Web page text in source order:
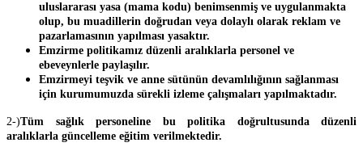
uluslararası yasa (mama kodu) benimsenmiş ve uygulanmakta
olup, bu muadillerin doğrudan veya dolaylı olarak reklam ve
pazarlamasının yapılması yasaktır.
Emzirme politikamız düzenli aralıklarla personel ve
ebeveynlerle paylaşılır.
Emzirmeyi teşvik ve anne sütünün devamlılığının sağlanması
için kurumumuzda sürekli izleme çalışmaları yapılmaktadır.
2-)Tüm sağlık personeline bu politika doğrultusunda düzenli
aralıklarla güncelleme eğitim verilmektedir.